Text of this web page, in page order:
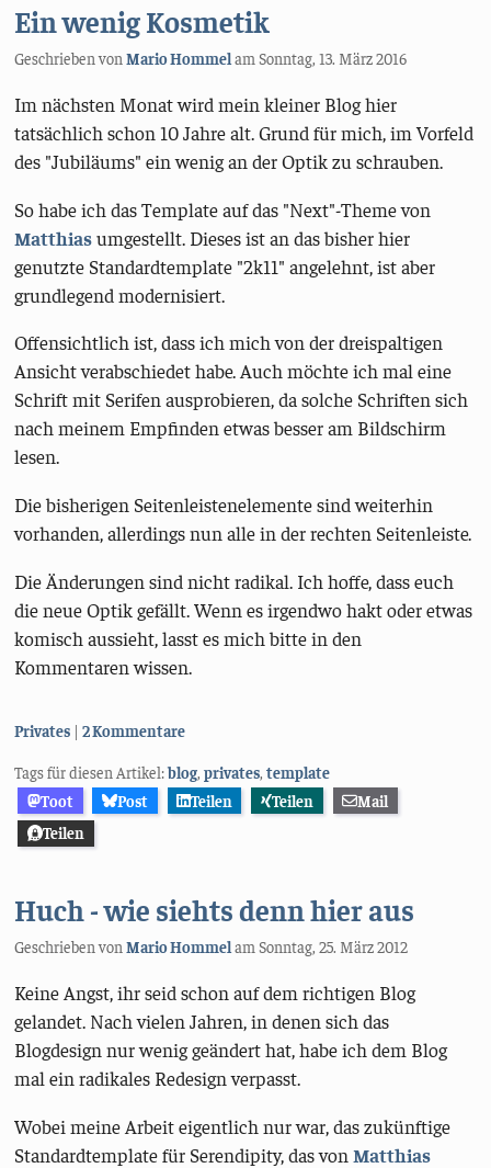
Ein wenig Kosmetik
Geschrieben vonMario HommelamSonntag, 13. März 2016
Im nächsten Monat wird mein kleiner Blog hier
tatsächlich schon 10 Jahre alt. Grund für mich, im Vorfeld
des "Jubiläums" ein wenig an der Optik zu schrauben.
So habe ich das Template auf das "Next"-Theme von
Matthiasumgestellt. Dieses ist an das bisher hier
genutzte Standardtemplate "2k11" angelehnt, ist aber
grundlegend modernisiert.
Offensichtlich ist, dass ich mich von der dreispaltigen
Ansicht verabschiedet habe. Auch möchte ich mal eine
Schrift mit Serifen ausprobieren, da solche Schriften sich
nach meinem Empfinden etwas besser am Bildschirm
lesen.
Die bisherigen Seitenleistenelemente sind weiterhin
vorhanden, allerdings nun alle in der rechten Seitenleiste.
Die Änderungen sind nicht radikal. Ich hoffe, dass euch
die neue Optik gefällt. Wenn es irgendwo hakt oder etwas
komisch aussieht, lasst es mich bitte in den
Kommentaren wissen.
Kategorien:
Privates 2 Kommentare
Tags für diesen Artikel:blog,privates,template
Toot
Post Teilen Teilen
Mail
Teilen
Huch - wie siehts denn hier aus
Geschrieben vonMario HommelamSonntag, 25. März 2012
Keine Angst, ihr seid schon auf dem richtigen Blog
gelandet. Nach vielen Jahren, in denen sich das
Blogdesign nur wenig geändert hat, habe ich dem Blog
mal ein radikales Redesign verpasst.
Wobei meine Arbeit eigentlich nur war, das zukünftige
Standardtemplate für Serendipity, das vonMatthias